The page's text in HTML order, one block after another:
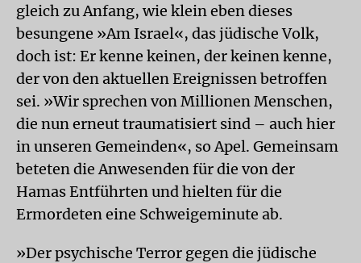
gleich zu Anfang, wie klein eben dieses
besungene »Am Israel«, das jüdische Volk,
doch ist: Er kenne keinen, der keinen kenne,
der von den aktuellen Ereignissen betroffen
sei. »Wir sprechen von Millionen Menschen,
die nun erneut traumatisiert sind – auch hier
in unseren Gemeinden«, so Apel. Gemeinsam
beteten die Anwesenden für die von der
Hamas Entführten und hielten für die
Ermordeten eine Schweigeminute ab.
»Der psychische Terror gegen die jüdische